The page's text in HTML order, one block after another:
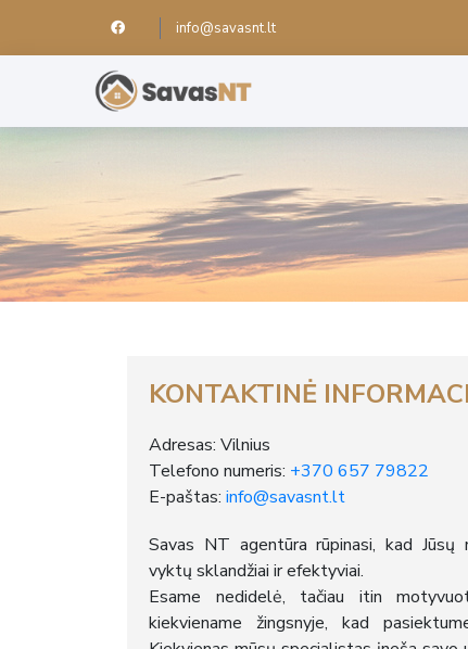
info@savasnt.lt
KONTAKTINĖ
Adresas: Vilnius
Telefono numeris: +370 657 79822
E-paštas: info@savasnt.lt
Savas NT agentūra rūpinasi, kad Jūsų
vyktų sklandžiai ir efektyviai.
Esame nedidelė, tačiau itin
kiekviename žingsnyje, kad